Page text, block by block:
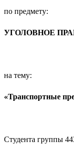
по предмету:
УГОЛОВНОЕ
на тему:
«Транспортные
Студента группы